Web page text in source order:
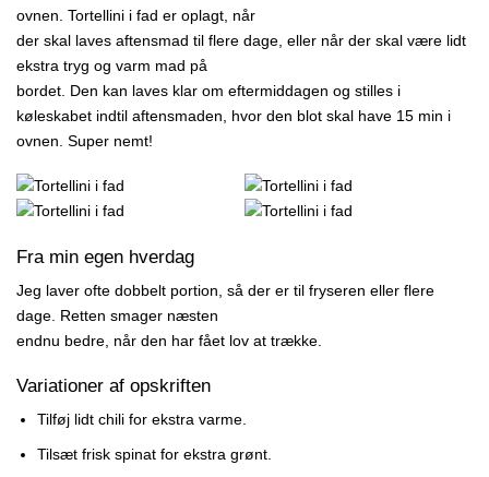
ovnen. Tortellini i fad er oplagt, når
der skal laves aftensmad til flere dage, eller når der skal være lidt
ekstra tryg og varm mad på
bordet. Den kan laves klar om eftermiddagen og stilles i
køleskabet indtil aftensmaden, hvor den blot skal have 15 min i
ovnen. Super nemt!
Fra min egen hverdag
Jeg laver ofte dobbelt portion, så der er til fryseren eller flere
dage. Retten smager næsten
endnu bedre, når den har fået lov at trække.
Variationer af opskriften
Tilføj lidt chili for ekstra varme.
Tilsæt frisk spinat for ekstra grønt.